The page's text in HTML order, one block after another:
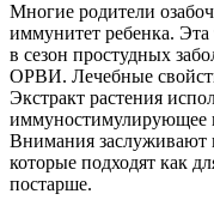
Многие родители
иммунитет ребенка. Эта
в сезон простудных
ОРВИ. Лечебные
Экстракт растения
иммуностимулирующее
Внимания заслуживают
которые подходят как
постарше.